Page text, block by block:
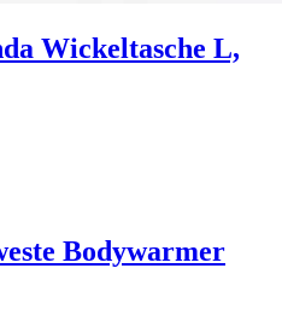
Wickeltasche L,
Bodywarmer